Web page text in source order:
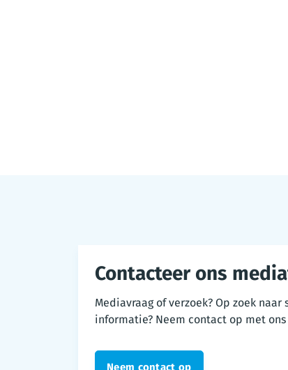
Contacteer ons
Mediavraag of verzoek? Op zoek naar
informatie? Neem contact op met
Neem contact op